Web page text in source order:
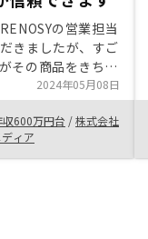
の営業担当
きましたが、すご
その商品をきちん
いうことが伝わ
りました。
、東京の土地が今
単身者に求められ
トーリーを信じる
2024年05月08日
収600万円台 /株式会社
ィア